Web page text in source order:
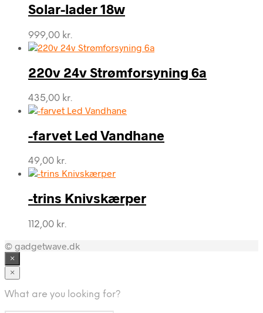
Solar-lader 18w
999,00 kr.
220v 24v Strømforsyning 6a
435,00 kr.
-farvet Led Vandhane
49,00 kr.
-trins Knivskærper
112,00 kr.
© gadgetwave.dk
×
×
What are you looking for?